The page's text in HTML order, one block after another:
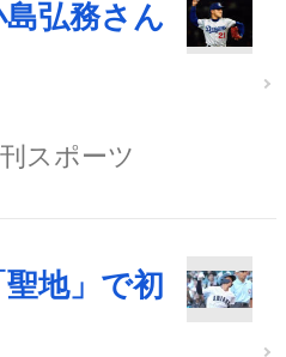
弘務さん
スポーツ
地」で初